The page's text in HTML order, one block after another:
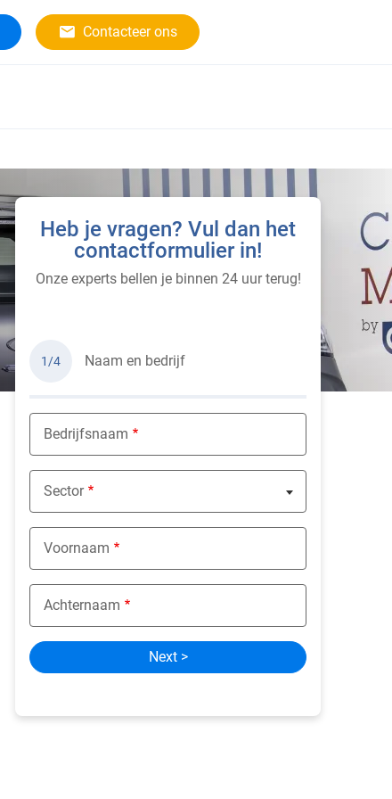
Contacteer ons
Heb je vragen? Vul dan het
contactformulier in!
Onze experts bellen je binnen 24 uur terug!
1/4 Naam en bedrijf
Bedrijfsnaam
Sector
Nothing selected
Voornaam
Achternaam